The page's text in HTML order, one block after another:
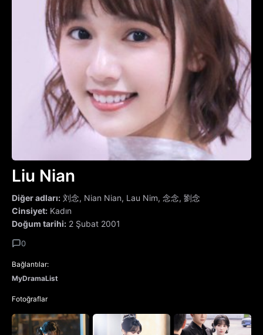
Liu Nian
Diğer adları: 刘念, Nian Nian, Lau Nim, 念念, 劉念
Cinsiyet: Kadın
Doğum tarihi: 2 Şubat 2001
0
Bağlantılar:
MyDramaList
Fotoğraflar